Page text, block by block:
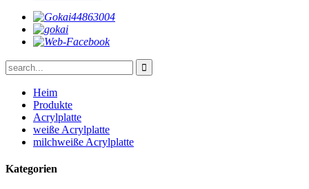
Heim
Produkte
Acrylplatte
weiße Acrylplatte
milchweiße Acrylplatte
Kategorien